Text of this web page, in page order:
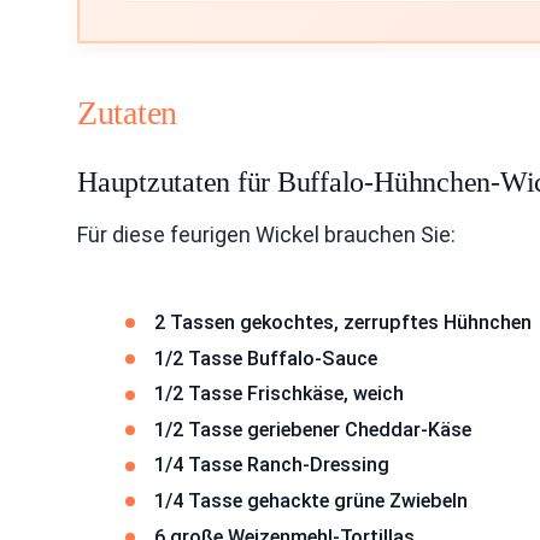
Zutaten
Hauptzutaten für Buffalo-Hühnchen-
Für diese feurigen Wickel brauchen Sie:
2 Tassen gekochtes, zerrupftes Hühnchen
1/2 Tasse Buffalo-Sauce
1/2 Tasse Frischkäse, weich
1/2 Tasse geriebener Cheddar-Käse
1/4 Tasse Ranch-Dressing
1/4 Tasse gehackte grüne Zwiebeln